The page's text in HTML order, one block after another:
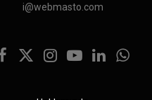
i@webmasto.com
Facebook
X
Instagram
YouTubeLinkedIn